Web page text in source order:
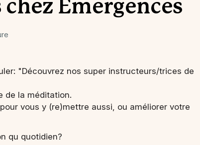
Emergences
"Découvrez nos super instructeurs/trices de
de la méditation.
vous y (re)mettre aussi, ou améliorer votre
qu quotidien?